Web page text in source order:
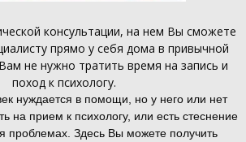
консультации, на нем Вы сможете
прямо у себя дома в привычной
не нужно тратить время на запись и
поход к психологу.
нуждается в помощи, но у него или нет
на прием к психологу, или есть стеснение
проблемах. Здесь Вы можете получить